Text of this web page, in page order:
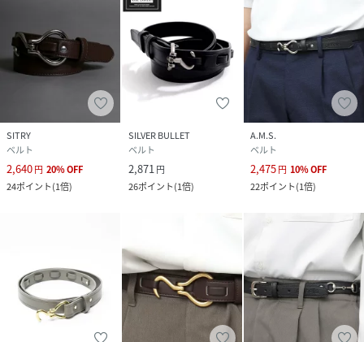
F
品番
MG8402_astro240736
astro240736-GL-F MG8402
SITRY
ベルト
2,640円 20%OFF
24ポイント(1倍)
SILVER BULLET
ベルト
2,871円
26ポイント(1倍)
A.M.S.
ベルト
2,475円 10%OFF
22ポイント(1倍)